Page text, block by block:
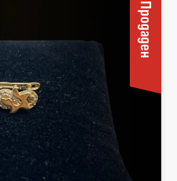
Продаден